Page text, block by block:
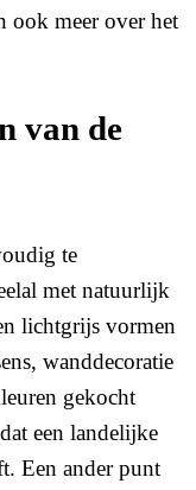
ook meer over het
van de
te
met natuurlijk
lichtgrijs vormen
wanddecoratie
gekocht
een landelijke
Een ander punt